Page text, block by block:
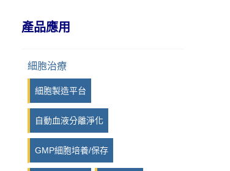
GmbH
iPRASENSE
Viscover
Photon etc
Kurabo
Syngene
產品應用
細胞治療
細胞製造平台
自動血液分離淨化
GMP細胞培養/保存